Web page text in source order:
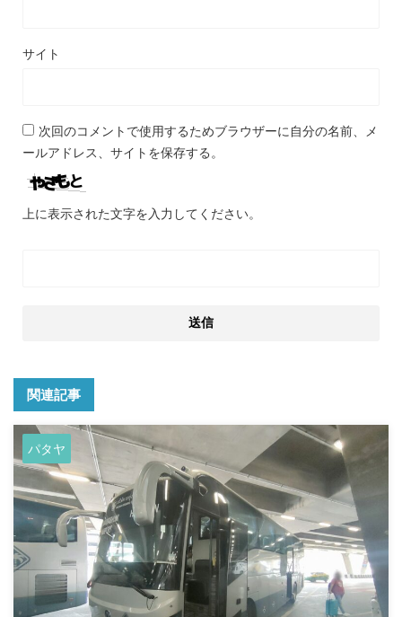
サイト
次回のコメントで使用するためブラウザーに自分の名前、メ
ールアドレス、サイトを保存する。
上に表示された文字を入力してください。
関連記事
パタヤ